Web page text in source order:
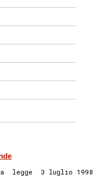
legge  3 luglio